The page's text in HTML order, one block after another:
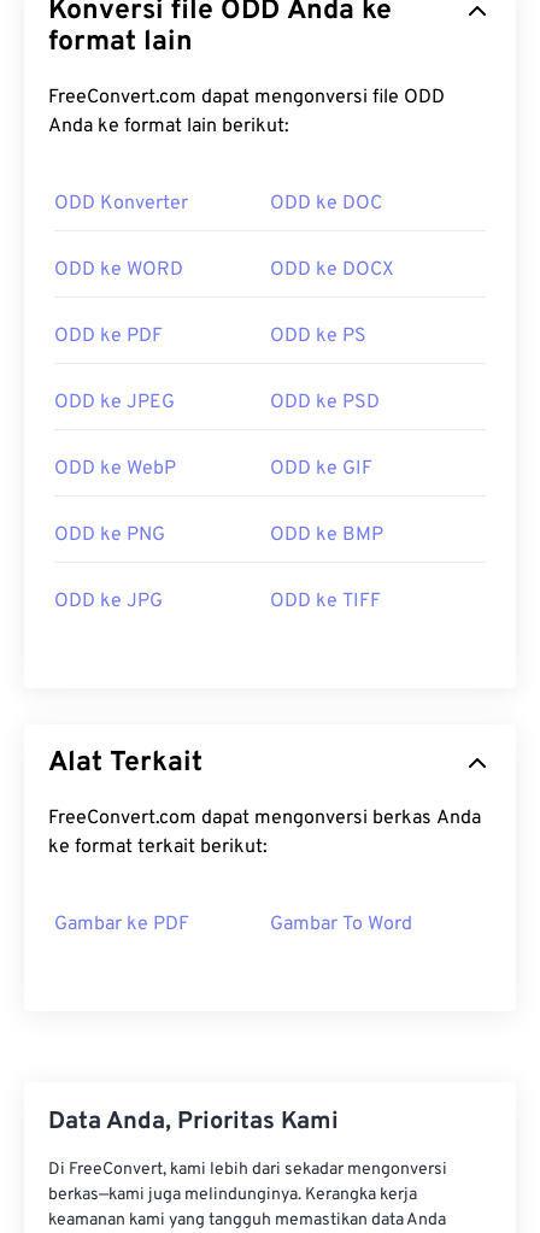
Konversi file ODD Anda ke
format lain
FreeConvert.com dapat mengonversi file ODD
Anda ke format lain berikut:
ODD Konverter ODD ke DOC
ODD ke WORD ODD ke DOCX
ODD ke PDF ODD ke PS
ODD ke JPEG ODD ke PSD
ODD ke WebP ODD ke GIF
ODD ke PNG ODD ke BMP
ODD ke JPG ODD ke TIFF
Alat Terkait
FreeConvert.com dapat mengonversi berkas Anda
ke format terkait berikut:
Gambar ke PDF Gambar To Word
Data Anda, Prioritas Kami
Di FreeConvert, kami lebih dari sekadar mengonversi
berkas—kami juga melindunginya. Kerangka kerja
keamanan kami yang tangguh memastikan data Anda